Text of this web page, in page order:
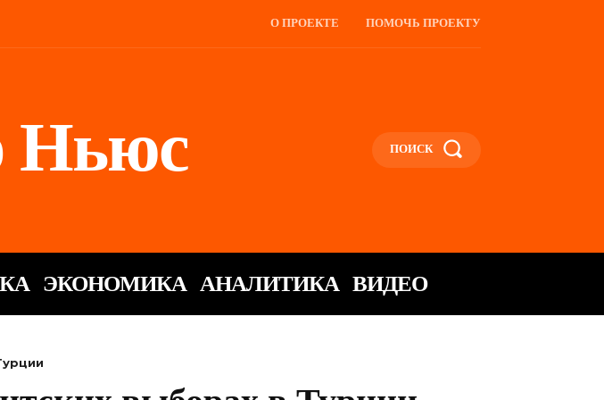
О ПРОЕКТЕ ПОМОЧЬ ПРОЕКТУ
Ньюс ПОИСК
ЭКОНОМИКА АНАЛИТИКА ВИДЕО